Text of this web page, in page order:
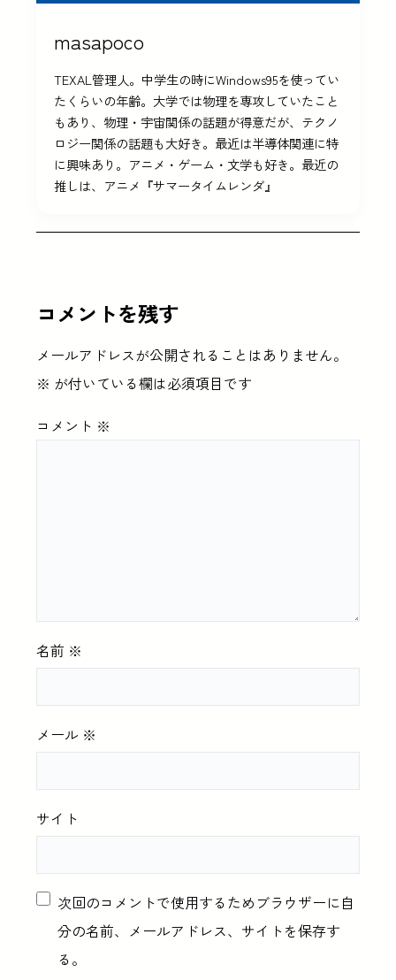
masapoco
TEXAL管理人。中学生の時にWindows95を使ってい
たくらいの年齢。大学では物理を専攻していたこと
もあり、物理・宇宙関係の話題が得意だが、テクノ
ロジー関係の話題も大好き。最近は半導体関連に特
に興味あり。アニメ・ゲーム・文学も好き。最近の
推しは、アニメ『サマータイムレンダ』
コメントを残す
メールアドレスが公開されることはありません。
※ が付いている欄は必須項目です
コメント ※
名前 ※
メール ※
サイト
次回のコメントで使用するためブラウザーに自
分の名前、メールアドレス、サイトを保存す
る。